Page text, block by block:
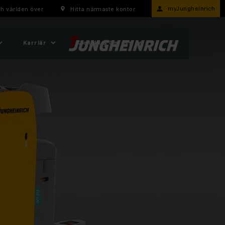
världen över Hitta närmaste kontor myJungheinrich
Karriär Kontakt & Om oss